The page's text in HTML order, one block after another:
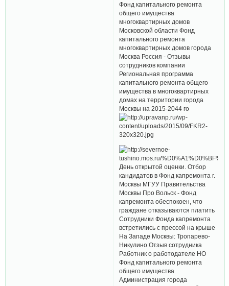
Фонд капитального ремонта
общего имущества
многоквартирных домов
Московской области Фонд
капитального ремонта
многоквартирных домов города
Москва Россия - Отзывы
сотрудников компании
Региональная программа
капитального ремонта общего
имущества в многоквартирных
домах на территории города
Москвы на 2015-2044 го
День открытой оценки. Отбор
кандидатов в Фонд капремонта г.
Москвы МГУУ Правительства
Москвы Про Вольск - Фонд
капремонта обеспокоен, что
граждане отказываются платить
Сотрудники Фонда капремонта
встретились с прессой на крыше
На Западе Москвы: Тропарево-
Никулино Отзыв сотрудника
Работник о работодателе НО
Фонд капитального ремонта
общего имущества
Администрация города